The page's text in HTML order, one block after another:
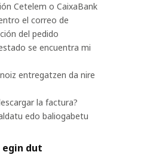
Cetelem o CaixaBank
el correo de
del pedido
se encuentra mi
entregatzen da nire
la factura?
edo baliogabetu
egin dut